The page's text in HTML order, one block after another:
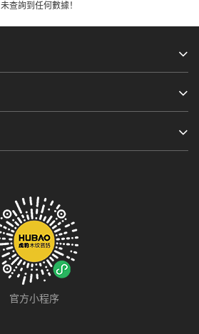
未查詢到任何數據！
官方小程序